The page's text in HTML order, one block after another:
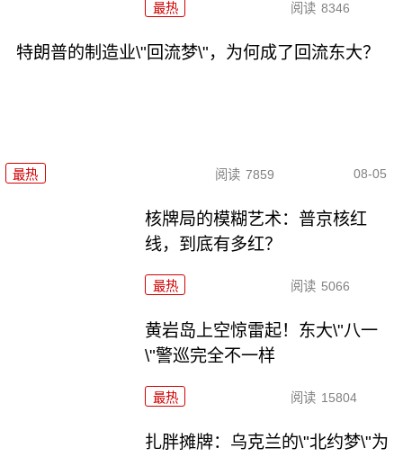
最热 阅读 8346
特朗普的制造业\"回流梦\"，为何成了回流东大？
最热 阅读 7859 08-05
核牌局的模糊艺术：普京核红
线，到底有多红？
最热 阅读 5066
黄岩岛上空惊雷起！东大\"八一
\"警巡完全不一样
最热 阅读 15804
扎胖摊牌：乌克兰的\"北约梦\"为